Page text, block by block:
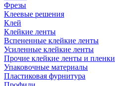
Фрезы
Клеевые решения
Клей
Клейкие ленты
Вспененные клейкие ленты
Усиленные клейкие ленты
Прочие клейкие ленты и пленки
Упаковочные материалы
Пластиковая фурнитура